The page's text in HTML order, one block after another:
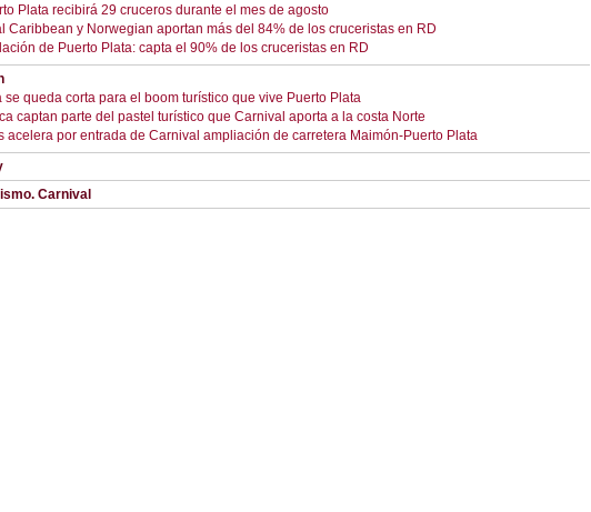
Plata recibirá 29 cruceros durante el mes de agosto
Caribbean y Norwegian aportan más del 84% de los cruceristas en RD
de Puerto Plata: capta el 90% de los cruceristas en RD
se queda corta para el boom turístico que vive Puerto Plata
captan parte del pastel turístico que Carnival aporta a la costa Norte
acelera por entrada de Carnival ampliación de carretera Maimón-Puerto Plata
Carnival